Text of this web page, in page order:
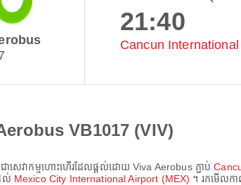
21:40
Cancun
VB1017 (VIV)
ាសេវាកម្មហោះហើរដែលផ្តល់ដោយViva Aerobusភ្ជាប់
ល់ Mexico City International Airport (MEX) ។ រកមើលក